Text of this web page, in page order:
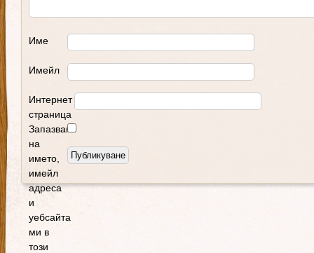
Име
Имейл
Интернет
страница
Запазване
на
името,
имейл
адреса
и
уебсайта
ми в
този